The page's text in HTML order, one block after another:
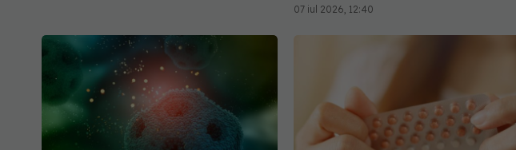
07 iul 2026, 12:40